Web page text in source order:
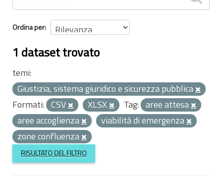
Ordina per
1 dataset trovato
temi:
Giustizia, sistema giuridico e sicurezza pubblica
Formati: CSV XLSX Tag: aree attesa
aree accoglienza
viabilità di emergenza
zone confluenza
RISULTATO DEL FILTRO